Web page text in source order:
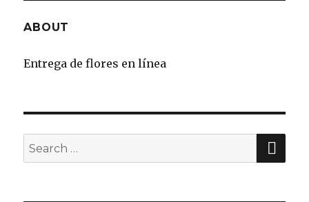
ABOUT
Entrega de flores en línea
Search
for: